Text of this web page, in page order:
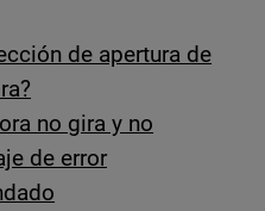
de apertura de
no gira y no
de error